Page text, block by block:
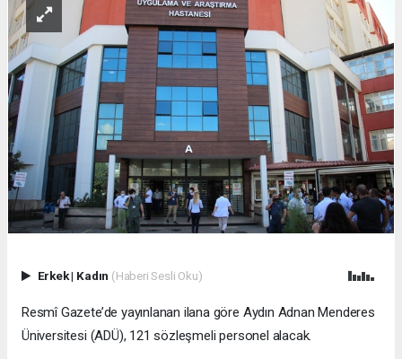
Erkek| Kadın (Haberi Sesli Oku)
Resmî Gazete’de yayınlanan ilana göre Aydın Adnan Menderes
Üniversitesi (ADÜ), 121 sözleşmeli personel alacak.